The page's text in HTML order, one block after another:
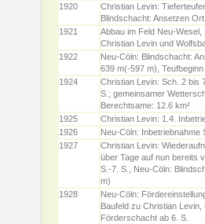
1920
Christian Levin:
Blindschacht: Ansetzen
1921
Abbau im Feld Neu-
Christian Levin und
1922
Neu-Cöln: Blindschacht:
639 m(-597 m),
1924
Christian Levin: Sch. 2 bis
S.; gemeinsamer
Berechtsame: 12.6 km²
1925
Christian Levin: 1.4.
1926
Neu-Cöln: Inbetriebnahme
1927
Christian Levin:
über Tage auf nun bereits
S.-7. S., Neu-Cöln:
m)
1928
Neu-Cöln:
Baufeld zu Christian
Förderschacht ab 6. S.